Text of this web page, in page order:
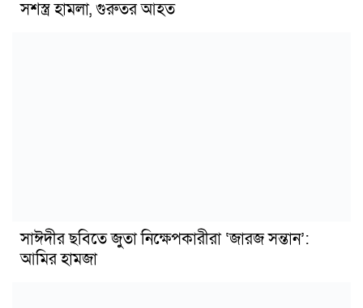
সশস্ত্র হামলা, গুরুতর আহত
সাঈদীর ছবিতে জুতা নিক্ষেপকারীরা ‘জারজ সন্তান’:
আমির হামজা